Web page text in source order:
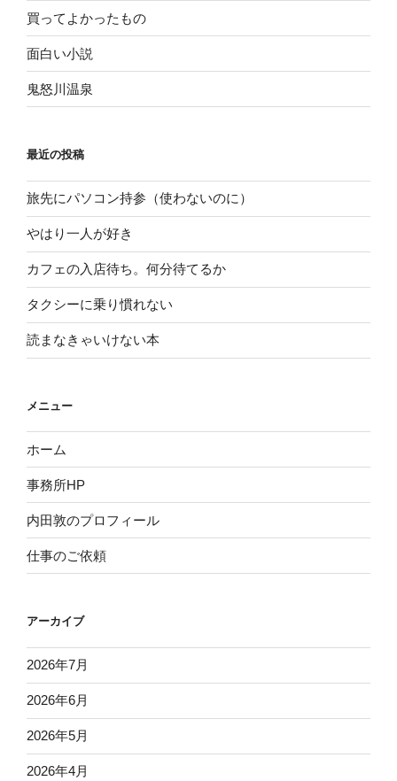
買ってよかったもの
面白い小説
鬼怒川温泉
最近の投稿
旅先にパソコン持参（使わないのに）
やはり一人が好き
カフェの入店待ち。何分待てるか
タクシーに乗り慣れない
読まなきゃいけない本
メニュー
ホーム
事務所HP
内田敦のプロフィール
仕事のご依頼
アーカイブ
2026年7月
2026年6月
2026年5月
2026年4月